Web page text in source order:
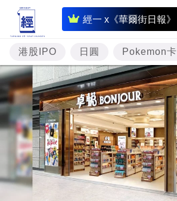
經一 x《華爾街日報》
即
時
財
經
專
題
投
資
樓
市
港股IPO 日圓 Pokemon卡